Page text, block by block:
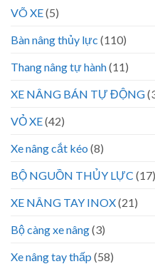
VÕ XE(5)
Bàn nâng thủy lực (110)
Thang nâng tự hành(11)
XE NÂNG BÁN TỰ ĐỘNG
VỎ XE(42)
Xe nâng cắt kéo (8)
BỘ NGUỒN THỦY LỰC (17)
XE NÂNG TAY INOX(21)
Bộ càng xe nâng(3)
Xe nâng tay thấp (58)